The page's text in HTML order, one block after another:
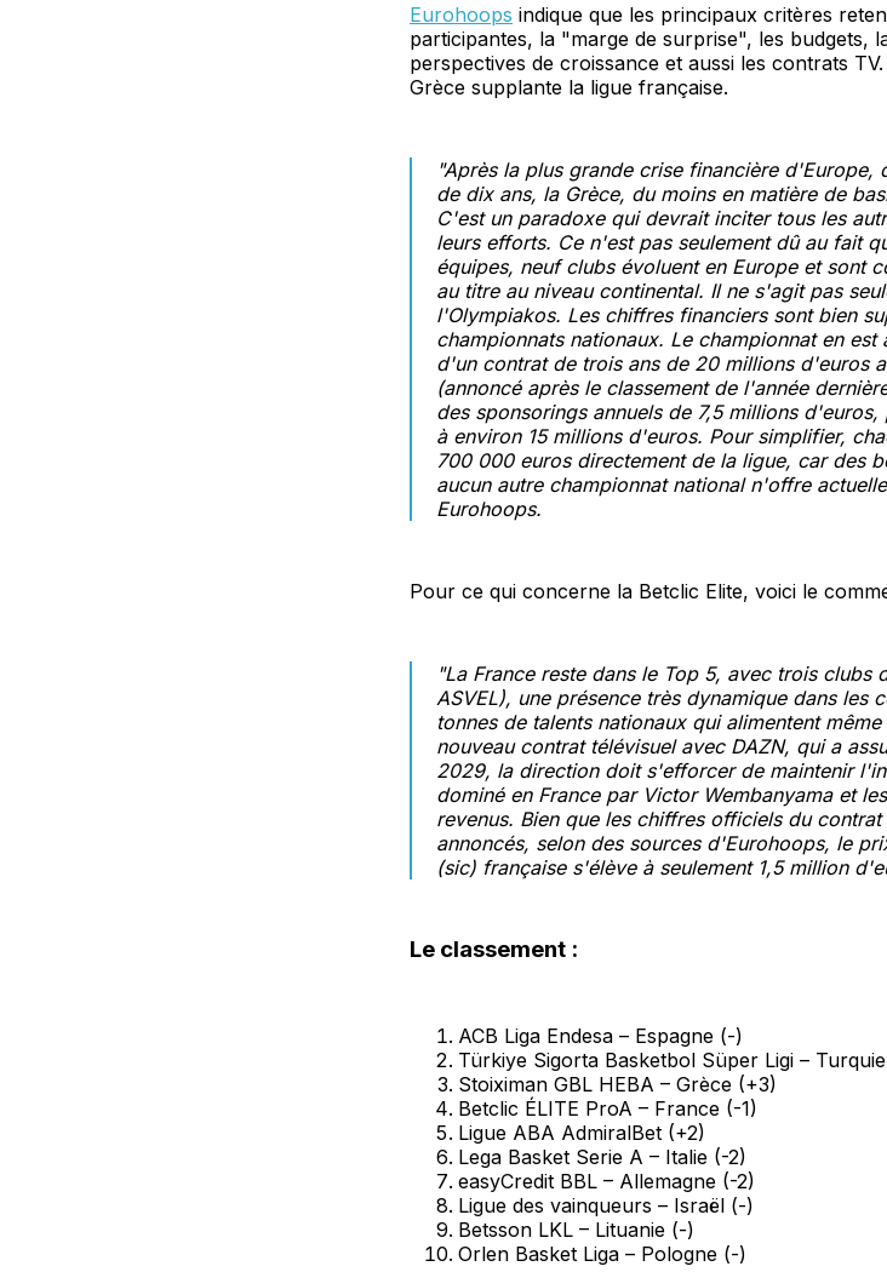
Eurohoops indique que les principaux critères
participantes, la "marge de surprise", les budgets,
perspectives de croissance et aussi les contrats
Grèce supplante la ligue française.
"Après la plus grande crise financière d'Europe,
de dix ans, la Grèce, du moins en matière de
C'est un paradoxe qui devrait inciter tous les
leurs efforts. Ce n'est pas seulement dû au fait
équipes, neuf clubs évoluent en Europe et sont
au titre au niveau continental. Il ne s'agit pas
l'Olympiakos. Les chiffres financiers sont bien
championnats nationaux. Le championnat en est
d'un contrat de trois ans de 20 millions d'euros
(annoncé après le classement de l'année
des sponsorings annuels de 7,5 millions
à environ 15 millions d'euros. Pour simplifier,
700 000 euros directement de la ligue, car des
aucun autre championnat national n'offre
Eurohoops.
Pour ce qui concerne la Betclic Elite, voici le
"La France reste dans le Top 5, avec trois clubs
ASVEL), une présence très dynamique dans les
tonnes de talents nationaux qui alimentent
nouveau contrat télévisuel avec DAZN, qui a
2029, la direction doit s'efforcer de maintenir
dominé en France par Victor Wembanyama et
revenus. Bien que les chiffres officiels du
annoncés, selon des sources d'Eurohoops, le
(sic) française s'élève à seulement 1,5 million
Le classement :
ACB Liga Endesa – Espagne (-)
Türkiye Sigorta Basketbol Süper Ligi –
Stoiximan GBL HEBA – Grèce (+3)
Betclic ÉLITE ProA – France (-1)
Ligue ABA AdmiralBet (+2)
Lega Basket Serie A – Italie (-2)
easyCredit BBL – Allemagne (-2)
Ligue des vainqueurs – Israël (-)
Betsson LKL – Lituanie (-)
Orlen Basket Liga – Pologne (-)